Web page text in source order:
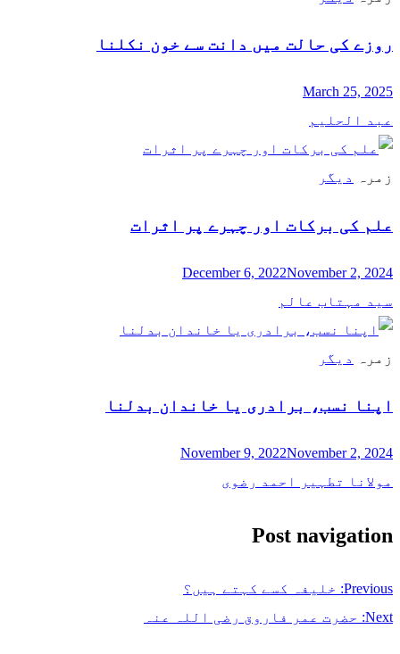
روزے کی حالت میں دانت سے خون نکلنا
March 25, 2025
عبد الحلیم
زمرہ دیگر
علم کی برکات اور چہرے پر اثرات
December 6, 2022November 2, 2024
سید مہتاب عالم
زمرہ دیگر
اپنا نسب، برادری یا خاندان بدلنا
November 9, 2022November 2, 2024
مولانا تطہیر احمد رضوی
Post navigation
Previous: خلیفہ کسے کہتے ہیں؟
Next: حضرت عمر فاروق رضی اللہ عنہ